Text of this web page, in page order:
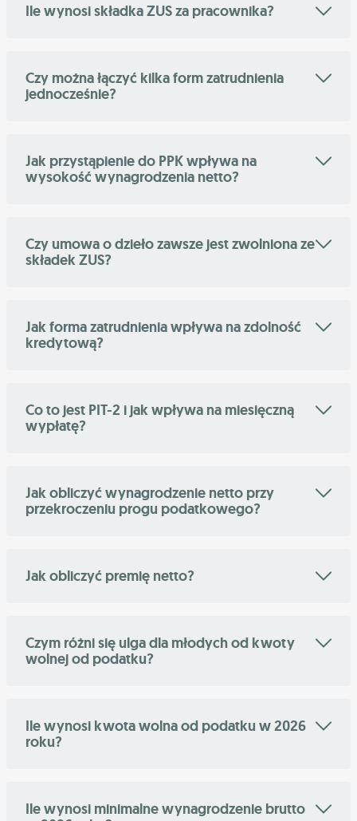
Ile wynosi składka ZUS za pracownika?
Czy można łączyć kilka form zatrudnienia
jednocześnie?
Jak przystąpienie do PPK wpływa na
wysokość wynagrodzenia netto?
Czy umowa o dzieło zawsze jest zwolniona ze
składek ZUS?
Jak forma zatrudnienia wpływa na zdolność
kredytową?
Co to jest PIT-2 i jak wpływa na miesięczną
wypłatę?
Jak obliczyć wynagrodzenie netto przy
przekroczeniu progu podatkowego?
Jak obliczyć premię netto?
Czym różni się ulga dla młodych od kwoty
wolnej od podatku?
Ile wynosi kwota wolna od podatku w 2026
roku?
Ile wynosi minimalne wynagrodzenie brutto